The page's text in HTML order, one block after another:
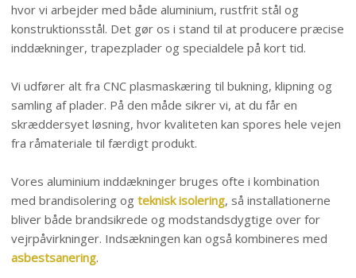
hvor vi arbejder med både aluminium, rustfrit stål og
konstruktionsstål. Det gør os i stand til at producere præcise
inddækninger, trapezplader og specialdele på kort tid.
Vi udfører alt fra CNC plasmaskæring til bukning, klipning og
samling af plader. På den måde sikrer vi, at du får en
skræddersyet løsning, hvor kvaliteten kan spores hele vejen
fra råmateriale til færdigt produkt.
Vores aluminium inddækninger bruges ofte i kombination
med brandisolering og teknisk isolering, så installationerne
bliver både brandsikrede og modstandsdygtige over for
vejrpåvirkninger. Indsækningen kan også kombineres med
asbestsanering.